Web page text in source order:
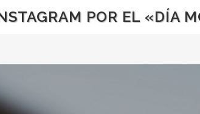
POR EL «DÍA